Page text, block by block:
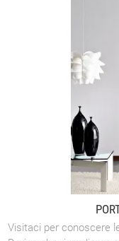
Visitaci per conoscere